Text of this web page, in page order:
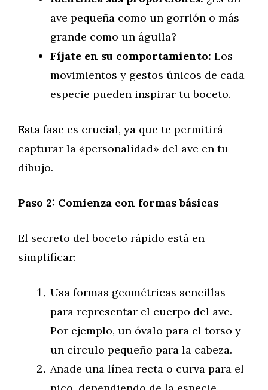
ave pequeña como un gorrión o más
grande como un águila?
Fíjate en su comportamiento: Los
movimientos y gestos únicos de cada
especie pueden inspirar tu boceto.
Esta fase es crucial, ya que te permitirá
capturar la «personalidad» del ave en tu
dibujo.
Paso 2: Comienza con formas básicas
El secreto del boceto rápido está en
simplificar:
Usa formas geométricas sencillas
para representar el cuerpo del ave.
Por ejemplo, un óvalo para el torso y
un círculo pequeño para la cabeza.
Añade una línea recta o curva para el